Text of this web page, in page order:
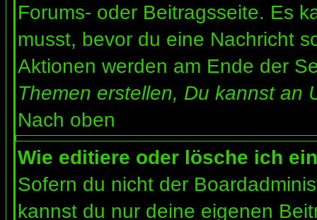
Forums- oder Beitragsseite. Es
musst, bevor du eine Nachricht
Aktionen werden am Ende der
Themen erstellen, Du kannst an
Nach oben
Wie editiere oder lösche ich
Sofern du nicht der
kannst du nur deine eigenen